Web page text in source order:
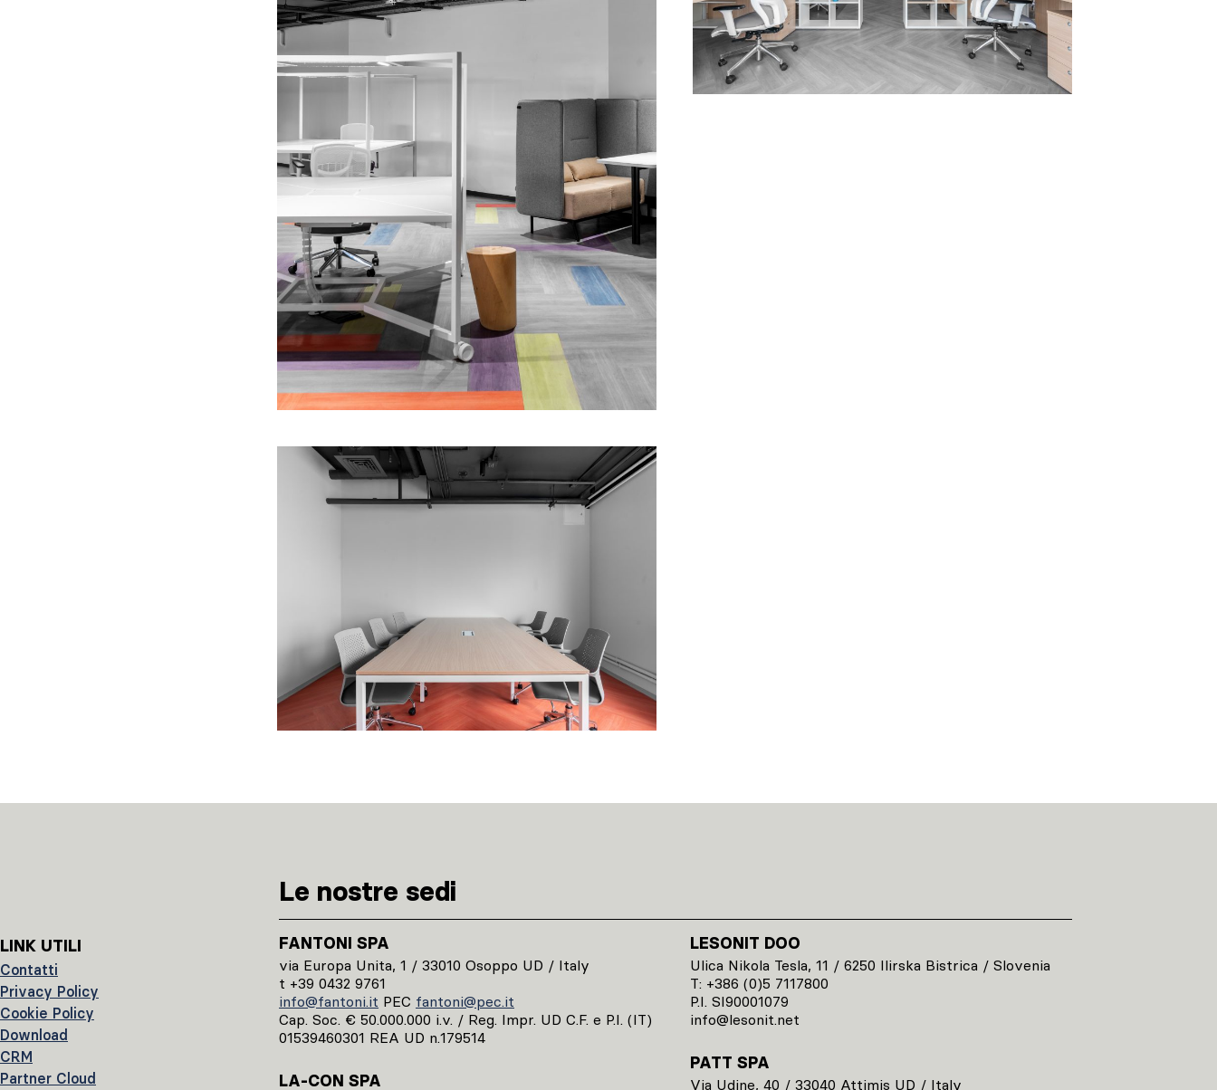
LINK UTILI
Contatti
Privacy Policy
Cookie Policy
Download
CRM
Partner Cloud
Le nostre sedi
FANTONI SPA
via Europa Unita, 1 / 33010 Osoppo UD / Italy
t +39 0432 9761
info@fantoni.it PEC fantoni@pec.it
Cap. Soc. € 50.000.000 i.v. / Reg. Impr. UD C.F. e P.I. (IT)
01539460301 REA UD n.179514
LA-CON SPA
LESONIT DOO
Ulica Nikola Tesla, 11 / 6250 Ilirska Bistrica / Slovenia
T: +386 (0)5 7117800
P.I. SI90001079
info@lesonit.net
PATT SPA
Via Udine, 40 / 33040 Attimis UD / Italy